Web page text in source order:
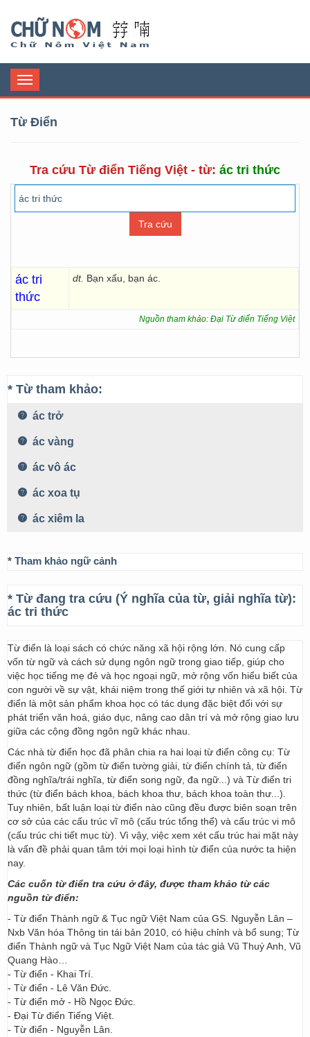
Toggle
navigation
Từ Điển
Tra cứu Từ điển Tiếng Việt - từ: ác tri thức
ác tri
thức
dt. Bạn xấu, bạn ác.
Nguồn tham khảo: Đại Từ điển Tiếng Việt
* Từ tham khảo:
ác trở
ác vàng
ác vô ác
ác xoa tụ
ác xiêm la
* Tham khảo ngữ cảnh
* Từ đang tra cứu (Ý nghĩa của từ, giải nghĩa từ):
ác tri thức
Từ điển là loại sách có chức năng xã hội rộng lớn. Nó cung cấp
vốn từ ngữ và cách sử dụng ngôn ngữ trong giao tiếp, giúp cho
việc học tiếng mẹ đẻ và học ngoại ngữ, mở rộng vốn hiểu biết của
con người về sự vật, khái niệm trong thế giới tự nhiên và xã hội. Từ
điển là một sản phẩm khoa học có tác dụng đặc biệt đối với sự
phát triển văn hoá, giáo dục, nâng cao dân trí và mở rộng giao lưu
giữa các cộng đồng ngôn ngữ khác nhau.
Các nhà từ điển học đã phân chia ra hai loại từ điển công cụ: Từ
điển ngôn ngữ (gồm từ điển tường giải, từ điển chính tả, từ điển
đồng nghĩa/trái nghĩa, từ điển song ngữ, đa ngữ...) và Từ điển tri
thức (từ điển bách khoa, bách khoa thư, bách khoa toàn thư...).
Tuy nhiên, bất luận loại từ điển nào cũng đều được biên soạn trên
cơ sở của các cấu trúc vĩ mô (cấu trúc tổng thể) và cấu trúc vi mô
(cấu trúc chi tiết mục từ). Vì vậy, việc xem xét cấu trúc hai mặt này
là vấn đề phải quan tâm tới mọi loại hình từ điển của nước ta hiện
nay.
Các cuốn từ điển tra cứu ở đây, được tham khảo từ các
nguồn từ điển:
- Từ điển Thành ngữ & Tục ngữ Việt Nam của GS. Nguyễn Lân –
Nxb Văn hóa Thông tin tái bản 2010, có hiệu chỉnh và bổ sung; Từ
điển Thành ngữ và Tục Ngữ Việt Nam của tác giả Vũ Thuý Anh, Vũ
Quang Hào…
- Từ điển - Khai Trí.
- Từ điển - Lê Văn Đức.
- Từ điển mở - Hồ Ngọc Đức.
- Đại Từ điển Tiếng Việt.
- Từ điển - Nguyễn Lân.